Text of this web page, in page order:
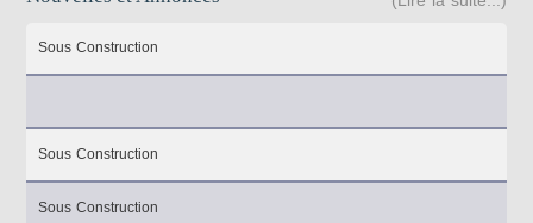
Sous Construction
Sous Construction
Sous Construction